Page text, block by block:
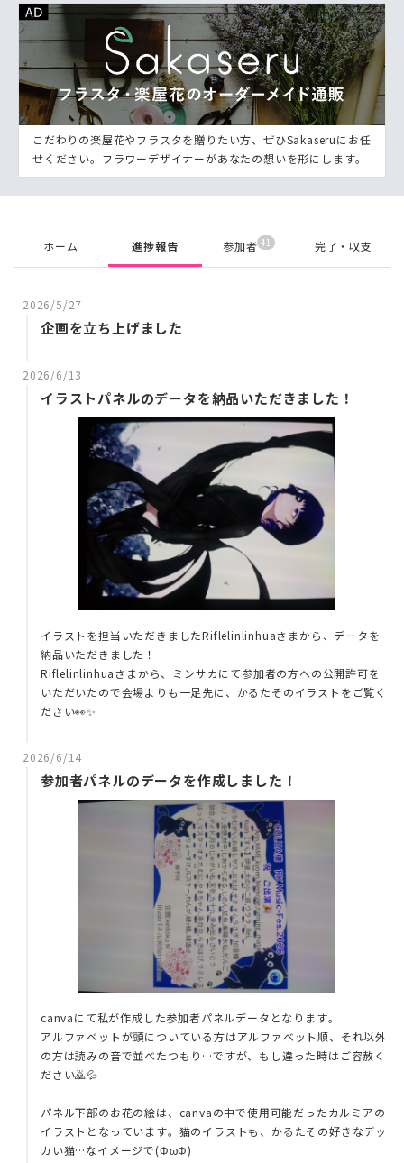
こだわりの楽屋花やフラスタを贈りたい方、ぜひSakaseruにお任
せください。フラワーデザイナーがあなたの想いを形にします。
ホーム 進捗報告 参加者 41 完了・収支
2026/5/27
企画を立ち上げました
2026/6/13
イラストパネルのデータを納品いただきました！
イラストを担当いただきましたRiflelinlinhuaさまから、データを
納品いただきました！
Riflelinlinhuaさまから、ミンサカにて参加者の方への公開許可を
いただいたので会場よりも一足先に、かるたそのイラストをご覧く
ださい👀✨️
2026/6/14
参加者パネルのデータを作成しました！
canvaにて私が作成した参加者パネルデータとなります。
アルファベットが頭についている方はアルファベット順、それ以外
の方は読みの音で並べたつもり…ですが、もし違った時はご容赦く
ださい🙇💦
パネル下部のお花の絵は、canvaの中で使用可能だったカルミアの
イラストとなっています。猫のイラストも、かるたその好きなデッ
カい猫…なイメージで(ΦωΦ)